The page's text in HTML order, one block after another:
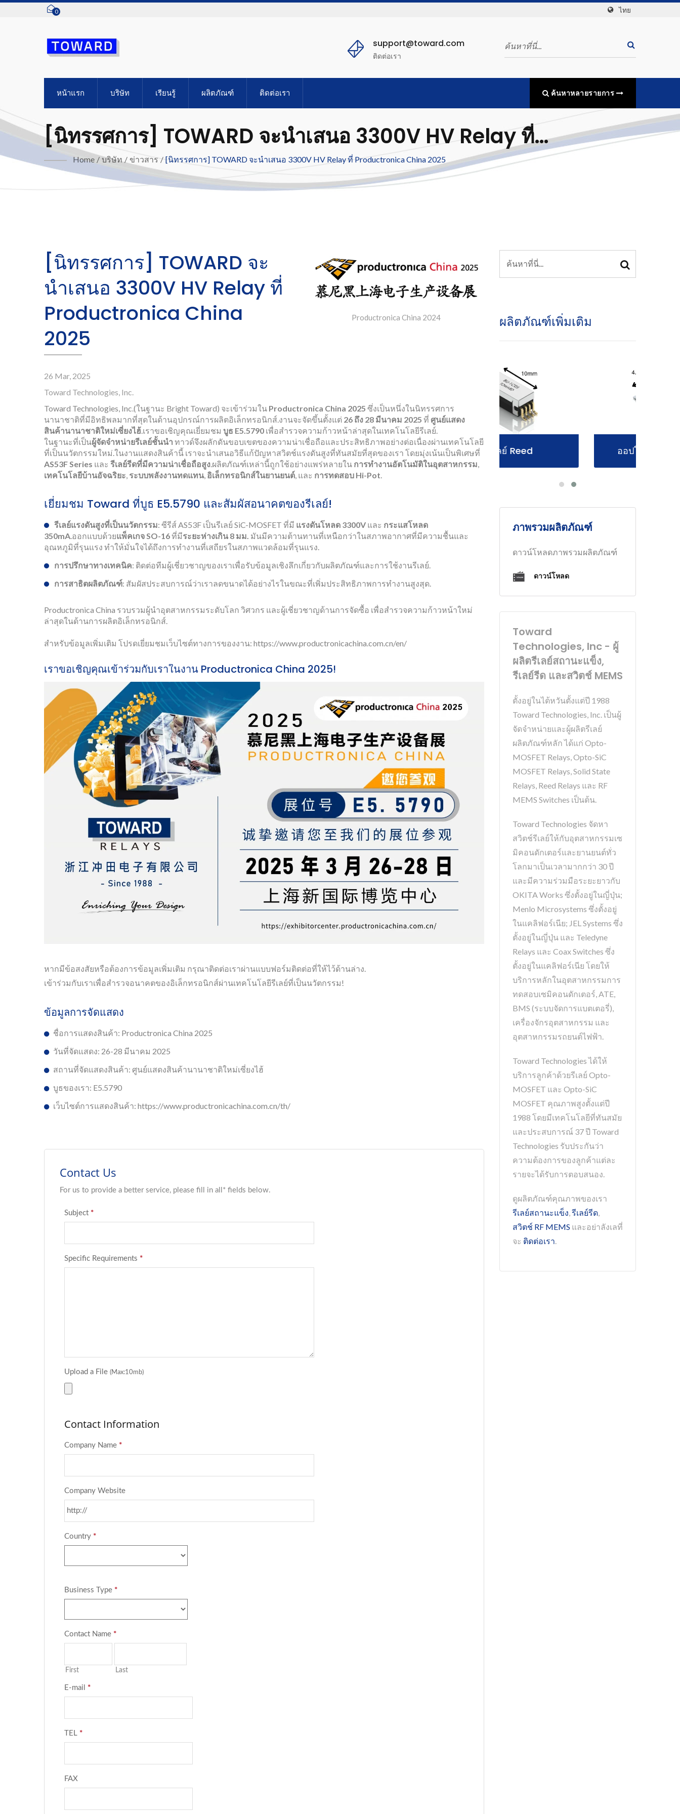
0 ไทย
support@toward.com
ติดต่อเรา
หน้าแรก บริษัท เรียนรู้ ผลิตภัณฑ์ ติดต่อเรา ค้นหาหลายรายการ
[นิทรรศการ] TOWARD จะนำเสนอ 3300V HV Relay ที่
Productronica China 2025
Home / บริษัท / ข่าวสาร / [นิทรรศการ] TOWARD จะนำเสนอ 3300V HV Relay ที่ Productronica China 2025
Productronica China 2024
[นิทรรศการ] TOWARD จะ
นำเสนอ 3300V HV Relay ที่
Productronica China
2025
26 Mar, 2025
Toward Technologies, Inc.
Toward Technologies, Inc.(ในฐานะ Bright Toward) จะเข้าร่วมใน Productronica China 2025 ซึ่งเป็นหนึ่งในนิทรรศการ
นานาชาติที่มีอิทธิพลมากที่สุดในด้านอุปกรณ์การผลิตอิเล็กทรอนิกส์.งานจะจัดขึ้นตั้งแต่ 26 ถึง 28 มีนาคม 2025 ที่ ศูนย์แสดง
สินค้านานาชาติใหม่เซี่ยงไฮ้.เราขอเชิญคุณเยี่ยมชม บูธ E5.5790 เพื่อสำรวจความก้าวหน้าล่าสุดในเทคโนโลยีรีเลย์.
ในฐานะที่เป็นผู้จัดจำหน่ายรีเลย์ชั้นนำ ทาวด์จึงผลักดันขอบเขตของความน่าเชื่อถือและประสิทธิภาพอย่างต่อเนื่องผ่านเทคโนโลยี
ที่เป็นนวัตกรรมใหม่.ในงานแสดงสินค้านี้ เราจะนำเสนอวิธีแก้ปัญหาสวิตช์แรงดันสูงที่ทันสมัยที่สุดของเรา โดยมุ่งเน้นเป็นพิเศษที่
AS53F Series และ รีเลย์รีดที่มีความน่าเชื่อถือสูง.ผลิตภัณฑ์เหล่านี้ถูกใช้อย่างแพร่หลายใน การทำงานอัตโนมัติในอุตสาหกรรม,
เทคโนโลยีบ้านอัจฉริยะ, ระบบพลังงานทดแทน, อิเล็กทรอนิกส์ในยานยนต์, และ การทดสอบ Hi-Pot.
เยี่ยมชม Toward ที่บูธ E5.5790 และสัมผัสอนาคตของรีเลย์!
รีเลย์แรงดันสูงที่เป็นนวัตกรรม: ซีรีส์ AS53F เป็นรีเลย์ SiC-MOSFET ที่มี แรงดันโหลด 3300V และ กระแสโหลด
350mA.ออกแบบด้วยแพ็คเกจ SO-16ที่มีระยะห่างเกิน 8 มม. มันมีความต้านทานที่เหนือกว่าในสภาพอากาศที่มีความชื้นและ
อุณหภูมิที่รุนแรง ทำให้มั่นใจได้ถึงการทำงานที่เสถียรในสภาพแวดล้อมที่รุนแรง.
การปรึกษาทางเทคนิค: ติดต่อทีมผู้เชี่ยวชาญของเราเพื่อรับข้อมูลเชิงลึกเกี่ยวกับผลิตภัณฑ์และการใช้งานรีเลย์.
การสาธิตผลิตภัณฑ์: สัมผัสประสบการณ์ว่าเราลดขนาดได้อย่างไรในขณะที่เพิ่มประสิทธิภาพการทำงานสูงสุด.
Productronica China รวบรวมผู้นำอุตสาหกรรมระดับโลก วิศวกร และผู้เชี่ยวชาญด้านการจัดซื้อ เพื่อสำรวจความก้าวหน้าใหม่
ล่าสุดในด้านการผลิตอิเล็กทรอนิกส์.
สำหรับข้อมูลเพิ่มเติม โปรดเยี่ยมชมเว็บไซต์ทางการของงาน: https://www.productronicachina.com.cn/en/
เราขอเชิญคุณเข้าร่วมกับเราในงาน Productronica China 2025!
หากมีข้อสงสัยหรือต้องการข้อมูลเพิ่มเติม กรุณาติดต่อเราผ่านแบบฟอร์มติดต่อที่ให้ไว้ด้านล่าง.
เข้าร่วมกับเราเพื่อสำรวจอนาคตของอิเล็กทรอนิกส์ผ่านเทคโนโลยีรีเลย์ที่เป็นนวัตกรรม!
ข้อมูลการจัดแสดง
ชื่อการแสดงสินค้า: Productronica China 2025
วันที่จัดแสดง: 26-28 มีนาคม 2025
สถานที่จัดแสดงสินค้า: ศูนย์แสดงสินค้านานาชาติใหม่เซี่ยงไฮ้
บูธของเรา: E5.5790
เว็บไซต์การแสดงสินค้า: https://www.productronicachina.com.cn/th/
ผลิตภัณฑ์เพิ่มเติม
รีเลย์ Reed ออปโต-MOSFET รีเลย์ รีเลย์ Reed ออปโต-MOSFET รีเลย์
ภาพรวมผลิตภัณฑ์
ดาวน์โหลดภาพรวมผลิตภัณฑ์
ดาวน์โหลด
Toward
Technologies, Inc - ผู้
ผลิตรีเลย์สถานะแข็ง,
รีเลย์รีด และสวิตช์ MEMS
ตั้งอยู่ในไต้หวันตั้งแต่ปี 1988
Toward Technologies, Inc. เป็นผู้
จัดจำหน่ายและผู้ผลิตรีเลย์
ผลิตภัณฑ์หลัก ได้แก่ Opto-
MOSFET Relays, Opto-SiC
MOSFET Relays, Solid State
Relays, Reed Relays และ RF
MEMS Switches เป็นต้น.
Toward Technologies จัดหา
สวิตช์รีเลย์ให้กับอุตสาหกรรมเซ
มิคอนดักเตอร์และยานยนต์ทั่ว
โลกมาเป็นเวลามากกว่า 30 ปี
และมีความร่วมมือระยะยาวกับ
OKITA Works ซึ่งตั้งอยู่ในญี่ปุ่น;
Menlo Microsystems ซึ่งตั้งอยู่
ในแคลิฟอร์เนีย; JEL Systems ซึ่ง
ตั้งอยู่ในญี่ปุ่น และ Teledyne
Relays และ Coax Switches ซึ่ง
ตั้งอยู่ในแคลิฟอร์เนีย โดยให้
บริการหลักในอุตสาหกรรมการ
ทดสอบเซมิคอนดักเตอร์, ATE,
BMS (ระบบจัดการแบตเตอรี่),
เครื่องจักรอุตสาหกรรม และ
อุตสาหกรรมรถยนต์ไฟฟ้า.
Toward Technologies ได้ให้
บริการลูกค้าด้วยรีเลย์ Opto-
MOSFET และ Opto-SiC
MOSFET คุณภาพสูงตั้งแต่ปี
1988 โดยมีเทคโนโลยีที่ทันสมัย
และประสบการณ์ 37 ปี Toward
Technologies รับประกันว่า
ความต้องการของลูกค้าแต่ละ
รายจะได้รับการตอบสนอง.
ดูผลิตภัณฑ์คุณภาพของเรา
รีเลย์สถานะแข็ง,รีเลย์รีด,
สวิตช์ RF MEMS และอย่าลังเลที่
จะ ติดต่อเรา.